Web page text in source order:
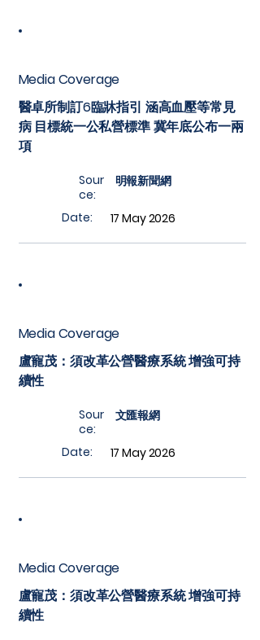
Media Coverage
醫卓所制訂6臨牀指引 涵高血壓等常見
病 目標統一公私營標準 冀年底公布一兩
項
Sour
ce:
明報新聞網
Date: 17 May 2026
Media Coverage
盧寵茂：須改革公營醫療系統 增強可持
續性
Sour
ce:
文匯報網
Date: 17 May 2026
Media Coverage
盧寵茂：須改革公營醫療系統 增強可持
續性